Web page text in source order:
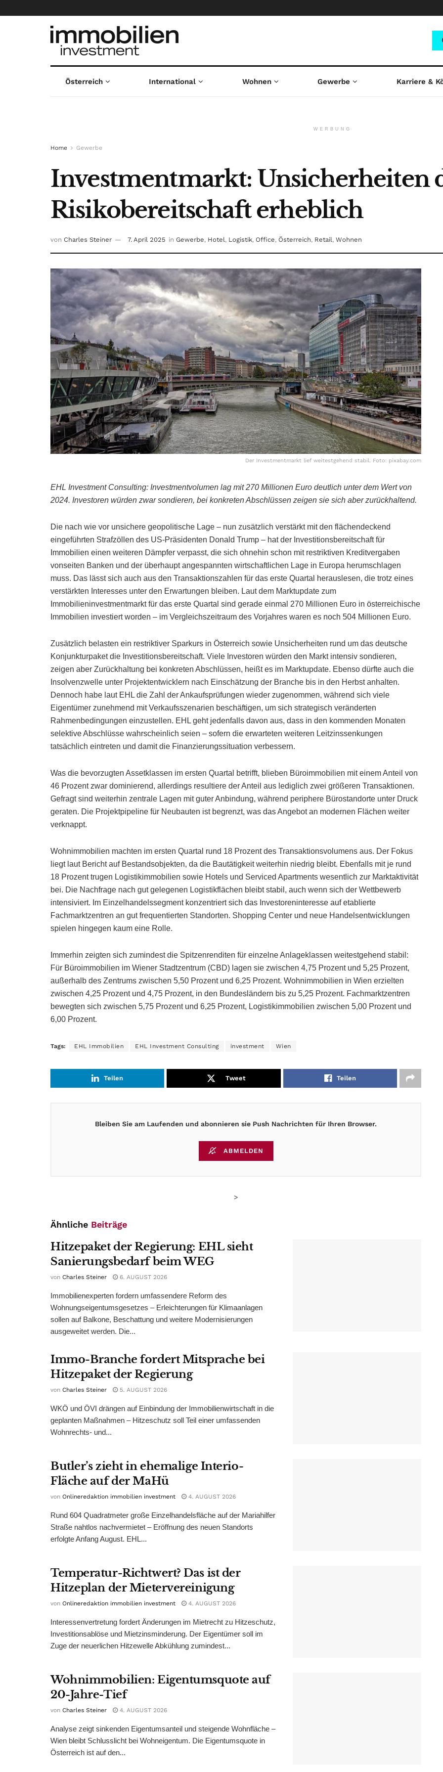
Österreich International Wohnen Gewerbe Karriere &
WERBUNG
Home Gewerbe
Investmentmarkt: Unsicherheiten
Risikobereitschaft erheblich
von Charles Steiner 7. April 2025 in Gewerbe, Hotel, Logistik, Office, Österreich, Retail, Wohnen
Der Investmentmarkt lief weitestgehend stabil. Foto: pixabay.com
EHL Investment Consulting: Investmentvolumen lag mit 270 Millionen Euro deutlich unter dem Wert von
2024. Investoren würden zwar sondieren, bei konkreten Abschlüssen zeigen sie sich aber zurückhaltend.
Die nach wie vor unsichere geopolitische Lage – nun zusätzlich verstärkt mit den flächendeckend
eingeführten Strafzöllen des US-Präsidenten Donald Trump – hat der Investitionsbereitschaft für
Immobilien einen weiteren Dämpfer verpasst, die sich ohnehin schon mit restriktiven Kreditvergaben
vonseiten Banken und der überhaupt angespannten wirtschaftlichen Lage in Europa herumschlagen
muss. Das lässt sich auch aus den Transaktionszahlen für das erste Quartal herauslesen, die trotz eines
verstärkten Interesses unter den Erwartungen bleiben. Laut dem Marktupdate zum
Immobilieninvestmentmarkt für das erste Quartal sind gerade einmal 270 Millionen Euro in österreichische
Immobilien investiert worden – im Vergleichszeitraum des Vorjahres waren es noch 504 Millionen Euro.
Zusätzlich belasten ein restriktiver Sparkurs in Österreich sowie Unsicherheiten rund um das deutsche
Konjunkturpaket die Investitionsbereitschaft. Viele Investoren würden den Markt intensiv sondieren,
zeigen aber Zurückhaltung bei konkreten Abschlüssen, heißt es im Marktupdate. Ebenso dürfte auch die
Insolvenzwelle unter Projektentwicklern nach Einschätzung der Branche bis in den Herbst anhalten.
Dennoch habe laut EHL die Zahl der Ankaufsprüfungen wieder zugenommen, während sich viele
Eigentümer zunehmend mit Verkaufsszenarien beschäftigen, um sich strategisch veränderten
Rahmenbedingungen einzustellen. EHL geht jedenfalls davon aus, dass in den kommenden Monaten
selektive Abschlüsse wahrscheinlich seien – sofern die erwarteten weiteren Leitzinssenkungen
tatsächlich eintreten und damit die Finanzierungssituation verbessern.
Was die bevorzugten Assetklassen im ersten Quartal betrifft, blieben Büroimmobilien mit einem Anteil von
46 Prozent zwar dominierend, allerdings resultiere der Anteil aus lediglich zwei größeren Transaktionen.
Gefragt sind weiterhin zentrale Lagen mit guter Anbindung, während periphere Bürostandorte unter Druck
geraten. Die Projektpipeline für Neubauten ist begrenzt, was das Angebot an modernen Flächen weiter
verknappt.
Wohnimmobilien machten im ersten Quartal rund 18 Prozent des Transaktionsvolumens aus. Der Fokus
liegt laut Bericht auf Bestandsobjekten, da die Bautätigkeit weiterhin niedrig bleibt. Ebenfalls mit je rund
18 Prozent trugen Logistikimmobilien sowie Hotels und Serviced Apartments wesentlich zur Marktaktivität
bei. Die Nachfrage nach gut gelegenen Logistikflächen bleibt stabil, auch wenn sich der Wettbewerb
intensiviert. Im Einzelhandelssegment konzentriert sich das Investoreninteresse auf etablierte
Fachmarktzentren an gut frequentierten Standorten. Shopping Center und neue Handelsentwicklungen
spielen hingegen kaum eine Rolle.
Immerhin zeigten sich zumindest die Spitzenrenditen für einzelne Anlageklassen weitestgehend stabil:
Für Büroimmobilien im Wiener Stadtzentrum (CBD) lagen sie zwischen 4,75 Prozent und 5,25 Prozent,
außerhalb des Zentrums zwischen 5,50 Prozent und 6,25 Prozent. Wohnimmobilien in Wien erzielten
zwischen 4,25 Prozent und 4,75 Prozent, in den Bundesländern bis zu 5,25 Prozent. Fachmarktzentren
bewegten sich zwischen 5,75 Prozent und 6,25 Prozent, Logistikimmobilien zwischen 5,00 Prozent und
6,00 Prozent.
Tags: EHL Immobilien EHL Investment Consulting investment Wien
Teilen Tweet Teilen
Bleiben Sie am Laufenden und abonnieren sie Push Nachrichten für Ihren Browser.
ABMELDEN
>
Ähnliche Beiträge
Hitzepaket der Regierung: EHL sieht
Sanierungsbedarf beim WEG
von Charles Steiner 6. AUGUST 2026
Immobilienexperten fordern umfassendere Reform des
Wohnungseigentumsgesetzes – Erleichterungen für Klimaanlagen
sollen auf Balkone, Beschattung und weitere Modernisierungen
ausgeweitet werden. Die...
Immo-Branche fordert Mitsprache bei
Hitzepaket der Regierung
von Charles Steiner 5. AUGUST 2026
WKÖ und ÖVI drängen auf Einbindung der Immobilienwirtschaft in die
geplanten Maßnahmen – Hitzeschutz soll Teil einer umfassenden
Wohnrechts- und...
Butler’s zieht in ehemalige Interio-
Fläche auf der MaHü
von Onlineredaktion immobilien investment 4. AUGUST 2026
Rund 604 Quadratmeter große Einzelhandelsfläche auf der Mariahilfer
Straße nahtlos nachvermietet – Eröffnung des neuen Standorts
erfolgte Anfang August. EHL...
Temperatur-Richtwert? Das ist der
Hitzeplan der Mietervereinigung
von Onlineredaktion immobilien investment 4. AUGUST 2026
Interessenvertretung fordert Änderungen im Mietrecht zu Hitzeschutz,
Investitionsablöse und Mietzinsminderung. Der Eigentümer soll im
Zuge der neuerlichen Hitzewelle Abkühlung zumindest...
Wohnimmobilien: Eigentumsquote auf
20-Jahre-Tief
von Charles Steiner 4. AUGUST 2026
Analyse zeigt sinkenden Eigentumsanteil und steigende Wohnfläche –
Wien bleibt Schlusslicht bei Wohneigentum. Die Eigentumsquote in
Österreich ist auf den...